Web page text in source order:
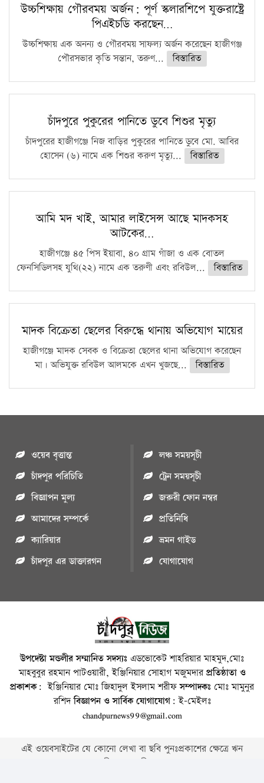
উচ্চশিক্ষায় গৌরবময় অর্জন: পূর্ণ স্কলারশিপে যুক্তরাষ্ট্রে
পিএইচডি করছেন…
উচ্চশিক্ষায় এক অনন্য ও গৌরবময় সাফল্য অর্জন করেছেন হাজীগঞ্জ
পৌরসভার কৃতি সন্তান, তরুণ...
বিস্তারিত
চাঁদপুরে পুকুরের পানিতে ডুবে শিশুর মৃত্যু
চাঁদপুরের হাজীগঞ্জে নিজ বাড়ির পুকুরের পানিতে ডুবে মো. আবির
হোসেন (৬) নামে এক শিশুর করুণ মৃত্যু...
বিস্তারিত
আমি মদ খাই, আমার লাইসেন্স আছে মাদকসহ
আটকের…
হাজীগঞ্জে ৪৫ পিস ইয়াবা, ৪০ গ্রাম গাঁজা ও এক বোতল
ফেনসিডিলসহ যুথি(২২) নামে এক তরুণী এবং রবিউল...
বিস্তারিত
মাদক বিক্রেতা ছেলের বিরুদ্ধে থানায় অভিযোগ মায়ের
হাজীগঞ্জে মাদক সেবক ও বিক্রেতা ছেলের থানা অভিযোগ করেছেন
মা। অভিযুক্ত রবিউল আলমকে এখন খুজছে...
বিস্তারিত
ওয়েব বৃত্তান্ত
চাঁদপুর পরিচিতি
বিজ্ঞাপন মুল্য
আমাদের সম্পর্কে
ক্যারিয়ার
চাঁদপুর এর ডাক্তারগন
লঞ্চ সময়সূচী
ট্রেন সময়সূচী
জরুরী ফোন নম্বর
প্রতিনিধি
ভ্রমন গাইড
যোগাযোগ
উপদেষ্টা মন্ডলীর সম্মানিত সদস্যঃ এডভোকেট শাহরিয়ার মাহমুদ,মোঃ
মাহবুবুর রহমান পাটওয়ারী, ইঞ্জিনিয়ার সোহাগ মজুমদারপ্রতিষ্ঠাতা ও
প্রকাশক: ইঞ্জিনিয়ার মোঃ জিহাদুল ইসলাম শরীফসম্পাদকঃ মোঃ মামুনুর
রশিদবিজ্ঞাপন ও সার্বিক যোগাযোগ: ই-মেইলঃ
chandpurnews99@gmail.com
এই ওয়েবসাইটের যে কোনো লেখা বা ছবি পুনঃপ্রকাশের ক্ষেত্রে ঋন
স্বীকার বাঞ্চনীয় ।